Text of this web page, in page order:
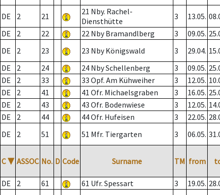
DE 2 21
21 Nby. Rachel-
Diensthütte
3 13.05.
DE
2 22 22 Nby Bramandlberg 3 09.05.
DE
2 23 23 Nby Königswald 3 29.04.
DE
2 24 24 Nby Schellenberg 3 09.05.
DE
2 33 33 Opf. Am Kühweiher 3 12.05.
DE
2 41 41 Ofr. Michaelsgraben 3 16.05.
DE
2 43 43 Ofr. Bodenwiese 3 12.05.
DE
2 44 44 Ofr. Hufeisen 3 22.05.
DE
2 51 51 Mfr. Tiergarten 3 06.05.
C ▼ ASSOC No. D Code Surname TM from
DE 2 61 61 Ufr. Spessart 3 19.05.